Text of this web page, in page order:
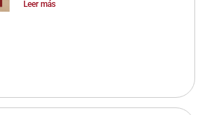
Leer más